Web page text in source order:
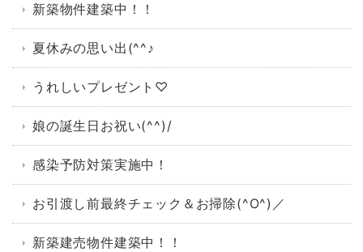
新築物件建築中！！
夏休みの思い出(^^♪
うれしいプレゼント♡
娘の誕生日お祝い(^^)/
感染予防対策実施中！
お引渡し前最終チェック＆お掃除(^O^)／
新築建売物件建築中！！